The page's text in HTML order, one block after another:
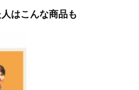
はこんな商品も